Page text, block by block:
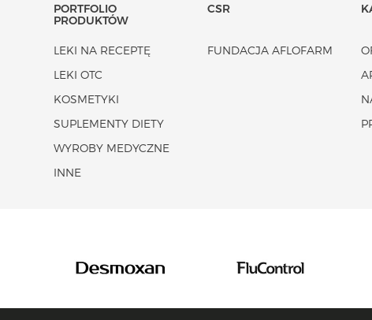
PORTFOLIO
PRODUKTÓW
LEKI NA RECEPTĘ
LEKI OTC
KOSMETYKI
SUPLEMENTY DIETY
WYROBY MEDYCZNE
INNE
CSR
FUNDACJA AFLOFARM